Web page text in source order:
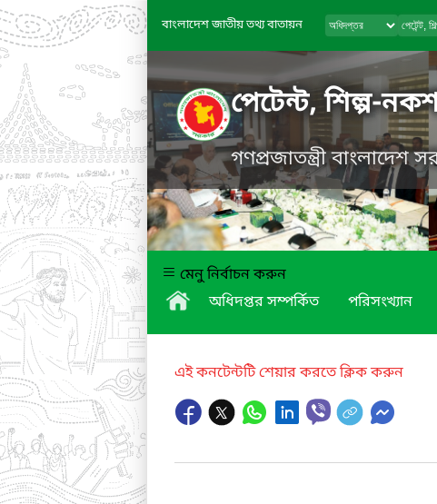
বাংলাদেশ জাতীয় তথ্য বাতায়ন
পেটেন্ট, শিল্প-
গণপ্রজাতন্ত্রী বাংলাদেশ
মেনু নির্বাচন করুন
অধিদপ্তর সম্পর্কিত
পরিসংখ্যান
এই কনটেন্টটি শেয়ার করতে ক্লিক করুন